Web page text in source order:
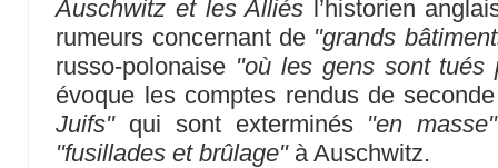
Auschwitz et les Alliés l’historien
rumeurs concernant de "grands
russo-polonaise "où les gens sont tués
évoque les comptes rendus de
Juifs"qui sont exterminés "en masse"
"fusillades et brûlage"à Auschwitz.